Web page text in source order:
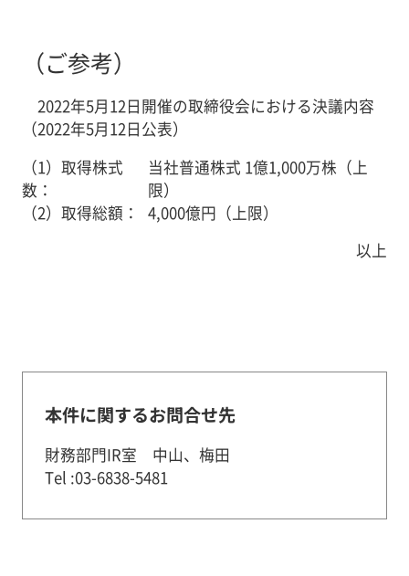
（ご参考）
2022年5月12日開催の取締役会における決議内容
（2022年5月12日公表）
（1）取得株式
数：
当社普通株式 1億1,000万株（上
限）
（2）取得総額：
4,000億円（上限）
以上
本件に関するお問合せ先
財務部門IR室 中山、梅田
Tel :03-6838-5481